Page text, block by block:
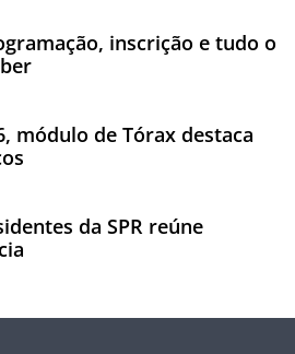
inscrição e tudo o
módulo de Tórax destaca
da SPR reúne